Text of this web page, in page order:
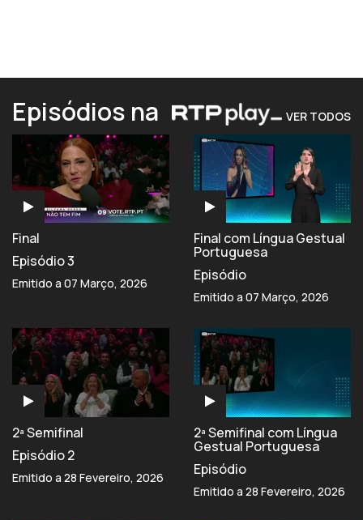
Episódios na VER TODOS
Final
Episódio 3
Emitido a 07 Março, 2026
Final com Língua Gestual
Portuguesa
Episódio
Emitido a 07 Março, 2026
2ª Semifinal
Episódio 2
Emitido a 28 Fevereiro, 2026
2ª Semifinal com Língua
Gestual Portuguesa
Episódio
Emitido a 28 Fevereiro, 2026